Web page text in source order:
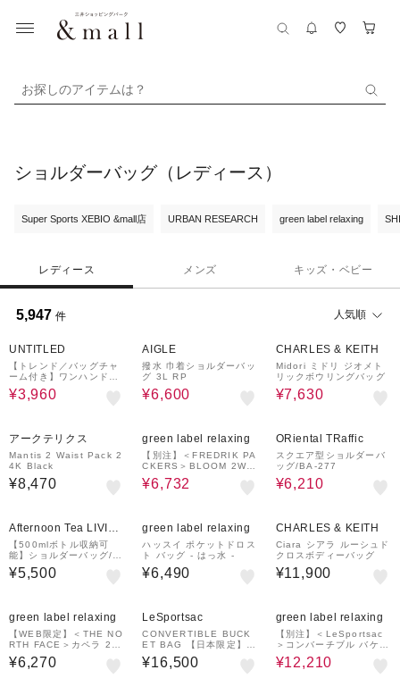
お探しのアイテムは？
ショルダーバッグ（レディース）
Super Sports XEBIO &mall店 URBAN RESEARCH green label relaxing
レディース メンズ キッズ・ベビー
5,947 件 人気順
UNTITLED
【トレンド／バッグチャ
ーム付き】ワンハンドル
バッグ
¥3,960
AIGLE
撥水 巾着ショルダーバッ
グ 3L RP
¥6,600
CHARLES & KEITH
Midori ミドリ ジオメト
リックボウリングバッグ
¥7,630
アークテリクス
Mantis 2 Waist Pack 2
4K Black
¥8,470
green label relaxing
【別注】＜FREDRIK PA
CKERS＞BLOOM 2WA
Y バッグ
¥6,732
ORiental TRaffic
スクエア型ショルダーバ
ッグ/BA-277
¥6,210
Afternoon Tea LIVIN
G【500mlボトル収納可
能】ショルダーバッグ/A
CE
¥5,500
green label relaxing
ハッスイ ポケットドロス
ト バッグ - はっ水 -
¥6,490
CHARLES & KEITH
Ciara シアラ ルーシュド
クロスボディーバッグ
¥11,900
green label relaxing
【WEB限定】＜THE NO
RTH FACE＞カペラ 2
（2L）
¥6,270
LeSportsac
CONVERTIBLE BUCK
ET BAG 【日本限定】リ
サイクルドブラックJP
¥16,500
green label relaxing
【別注】＜LeSportsac
＞コンバーチブル バケッ
ト バッグ / ショルダーバ
ッグ
¥12,210